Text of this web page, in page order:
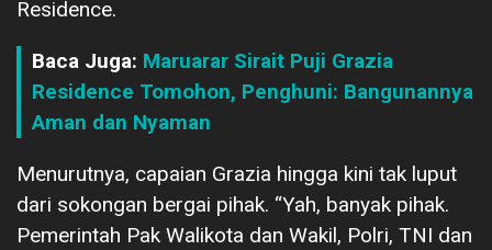
Residence.
Baca Juga: Maruarar Sirait Puji Grazia
Residence Tomohon, Penghuni: Bangunannya
Aman dan Nyaman
Menurutnya, capaian Grazia hingga kini tak luput
dari sokongan bergai pihak. “Yah, banyak pihak.
Pemerintah Pak Walikota dan Wakil, Polri, TNI dan